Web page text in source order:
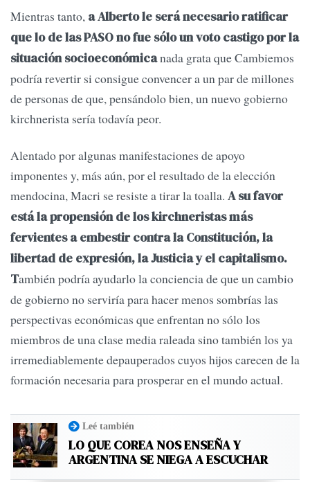
Mientras tanto, a Alberto le será necesario ratificar
que lo de las PASO no fue sólo un voto castigo por la
situación socioeconómicanada grata que Cambiemos
podría revertir si consigue convencer a un par de millones
de personas de que, pensándolo bien, un nuevo gobierno
kirchnerista sería todavía peor.
Alentado por algunas manifestaciones de apoyo
imponentes y, más aún, por el resultado de la elección
mendocina, Macri se resiste a tirar la toalla. A su favor
está la propensión de los kirchneristas más
fervientes a embestir contra la Constitución, la
libertad de expresión, la Justicia y el capitalismo.
También podría ayudarlo la conciencia de que un cambio
de gobierno no serviría para hacer menos sombrías las
perspectivas económicas que enfrentan no sólo los
miembros de una clase media raleada sino también los ya
irremediablemente depauperados cuyos hijos carecen de la
formación necesaria para prosperar en el mundo actual.
Leé también
LO QUE COREA NOS ENSEÑA Y
ARGENTINA SE NIEGA A ESCUCHAR